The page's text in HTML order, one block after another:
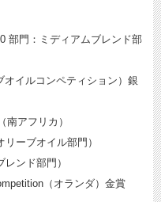
部門：ミディアムブレンド部
オイルコンペティション）銀
南アフリカ）
ーブオイル部門）
ンド部門）
（オランダ）金賞